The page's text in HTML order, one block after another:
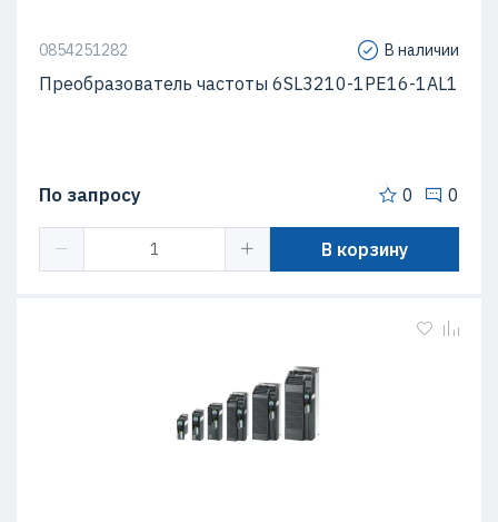
0854251282 В наличии
Преобразователь частоты 6SL3210-1PE16-1AL1
По запросу 0 0
В корзину